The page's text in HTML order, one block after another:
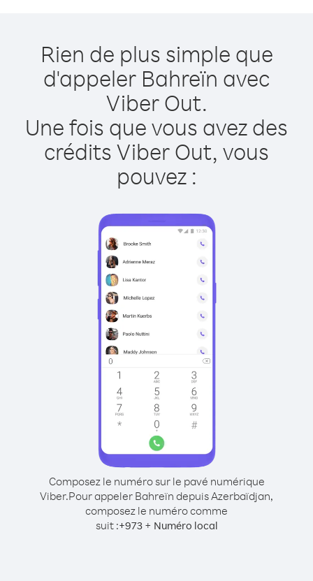
Rien de plus simple que
d'appeler Bahreïn avec
Viber Out.
Une fois que vous avez des
crédits Viber Out, vous
pouvez :
Composez le numéro sur le pavé numérique
Viber.Pour appeler Bahreïn depuis Azerbaïdjan,
composez le numéro comme
suit :+973+ Numéro local